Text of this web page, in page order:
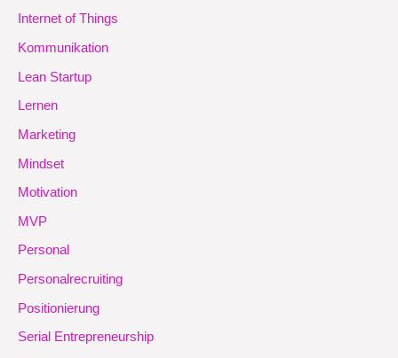
Internet of Things
Kommunikation
Lean Startup
Lernen
Marketing
Mindset
Motivation
MVP
Personal
Personalrecruiting
Positionierung
Serial Entrepreneurship